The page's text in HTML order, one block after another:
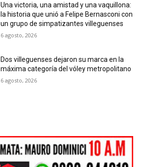
Una victoria, una amistad y una vaquillona:
la historia que unió a Felipe Bernasconi con
un grupo de simpatizantes villeguenses
6 agosto, 2026
Dos villeguenses dejaron su marca en la
máxima categoría del vóley metropolitano
6 agosto, 2026